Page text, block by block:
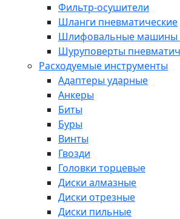
Фильтр-осушители
Шланги пневматические
Шлифовальные машины
Шуруповерты
Расходуемые инструменты
Адаптеры ударные
Анкеры
Биты
Буры
Винты
Гвозди
Головки торцевые
Диски алмазные
Диски отрезные
Диски пильные